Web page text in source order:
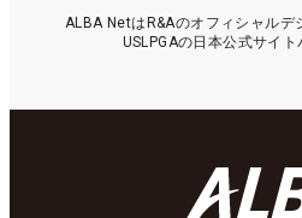
ALBA NetはR&Aのオフィシャルデ
USLPGAの日本公式サイト